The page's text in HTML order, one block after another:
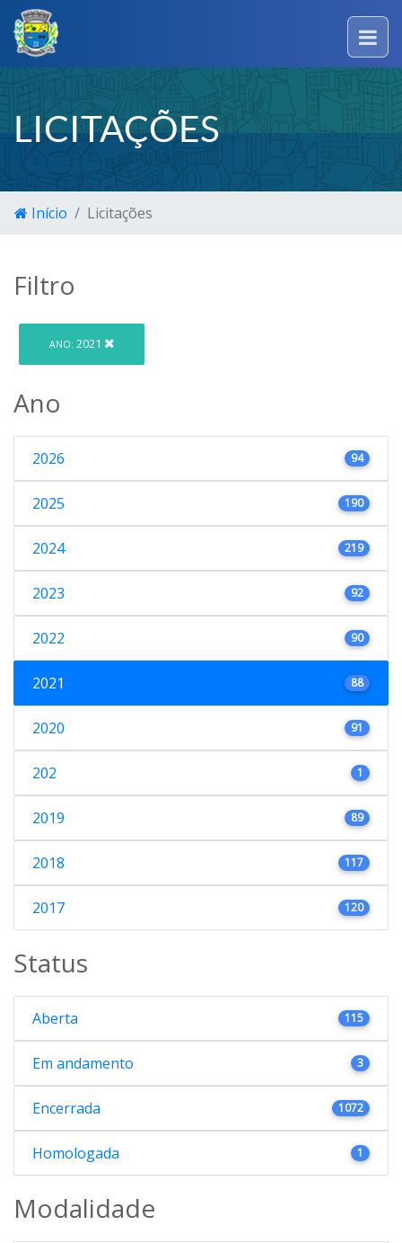
LICITAÇÕES
Início Licitações
Filtro
ANO: 2021
Ano
2026 94
2025 190
2024 219
2023 92
2022 90
2021 88
2020 91
202 1
2019 89
2018 117
2017 120
Status
Aberta 115
Em andamento 3
Encerrada 1072
Homologada 1
Modalidade